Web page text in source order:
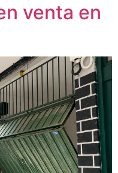
venta en